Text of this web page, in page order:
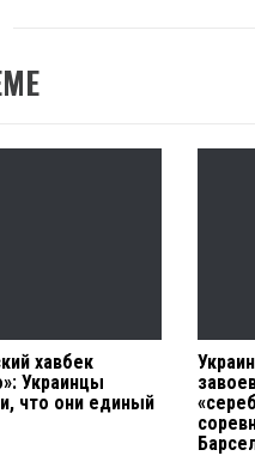
хавбек
Украинцы
что они единый